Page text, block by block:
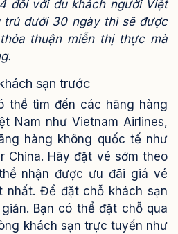
đối với du khách người Việt
dưới 30 ngày thì sẽ được
thuận miễn thị thực mà
sạn trước
thể tìm đến các hãng hàng
Nam như Vietnam Airlines,
hàng không quốc tế như
China. Hãy đặt vé sớm theo
nhận được ưu đãi giá vé
nhất. Để đặt chỗ khách sạn
Bạn có thể đặt chỗ qua
khách sạn trực tuyến như